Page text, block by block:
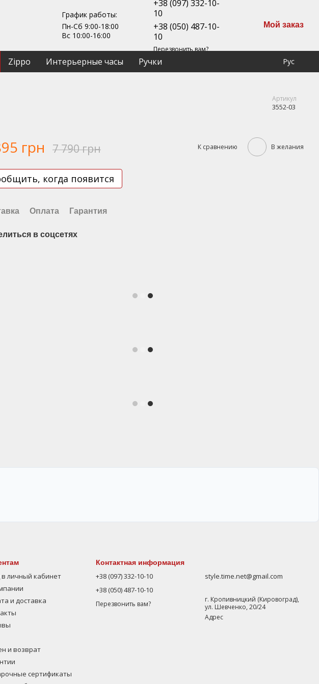
График работы:
Пн-Сб 9:00-18:00
Вс 10:00-16:00
+38 (097) 332-10-
10
+38 (050) 487-10-
10
Перезвонить вам?
Мой заказ
Zippo Интерьерные часы Ручки Рус
Артикул
3552-03
грн 7 790 грн К сравнению В желания
когда появится
Оплата Гарантия
в соцсетях
в личный кабинет
и доставка
и возврат
сертификаты
Контактная информация
+38 (097) 332-10-10
+38 (050) 487-10-10
Перезвонить вам?
style.time.net@gmail.com
г. Кропивницкий (Кировоград),
ул. Шевченко, 20/24
Адрес